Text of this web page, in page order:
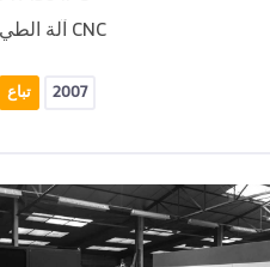
آلة الطي CNC
تباع 2007